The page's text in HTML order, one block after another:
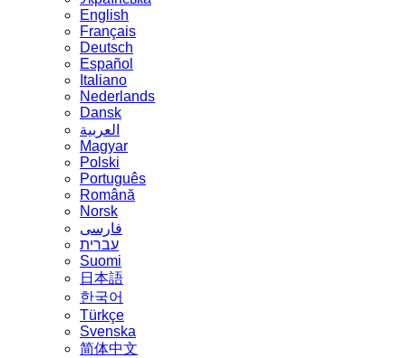
English
Français
Deutsch
Español
Italiano
Nederlands
Dansk
العربية
Magyar
Polski
Português
Română
Norsk
فارسی
עברית
Suomi
日本語
한국어
Türkçe
Svenska
简体中文